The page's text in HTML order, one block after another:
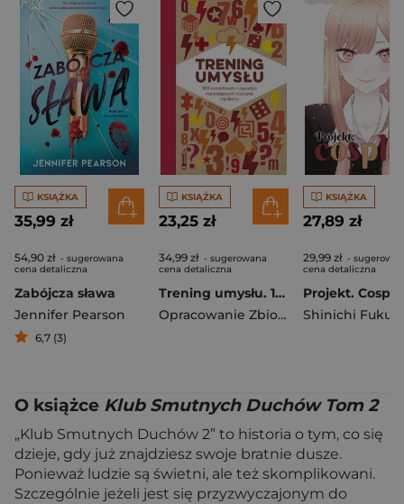
KSIĄŻKA
35,99 zł
54,90 zł - sugerowana
cena detaliczna
Zabójcza sława
Jennifer Pearson
6,7 (3)
KSIĄŻKA
23,25 zł
34,99 zł - sugerowana
cena detaliczna
Trening umysłu. 160 łamigłówek i zagadek rozwijających logiczne myślenie
Opracowanie Zbiorowe
KSIĄŻKA
27,89 zł
29,99 zł -
cena detaliczna
Shinichi
O książce Klub Smutnych Duchów Tom 2
„Klub Smutnych Duchów 2” to historia o tym, co się
dzieje, gdy już znajdziesz swoje bratnie dusze.
Ponieważ ludzie są świetni, ale też skomplikowani.
Szczególnie jeżeli jest się przyzwyczajonym do